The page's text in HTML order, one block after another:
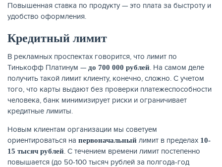
ЖУРНАЛ
Повышенная ставка по продукту — это плата за быстроту и
удобство оформления.
Кредитный лимит
В рекламных проспектах говорится, что лимит по
Тинькофф Платинум — до 700 000 рублей . На самом деле
получить такой лимит клиенту, конечно, сложно. С учетом
того, что карты выдают без проверки платежеспособности
человека, банк минимизирует риски и ограничивает
кредитные лимиты.
Новым клиентам организации мы советуем
ориентироваться на первоначальный лимит в пределах 10-
15 тысяч рублей . С течением времени лимит постепенно
повышается (до 50-100 тысяч рублей за полгода-год